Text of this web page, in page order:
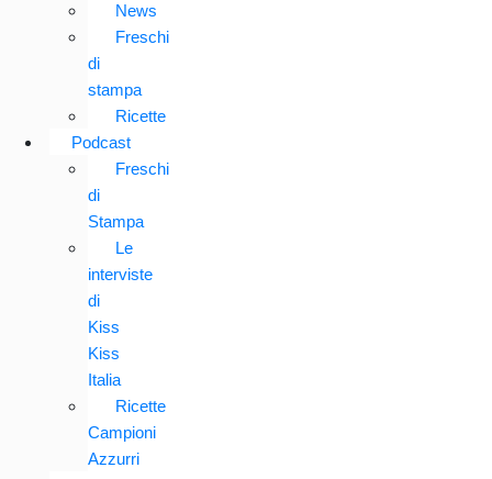
News
Freschi
di
stampa
Ricette
Podcast
Freschi
di
Stampa
Le
interviste
di
Kiss
Kiss
Italia
Ricette
Campioni
Azzurri